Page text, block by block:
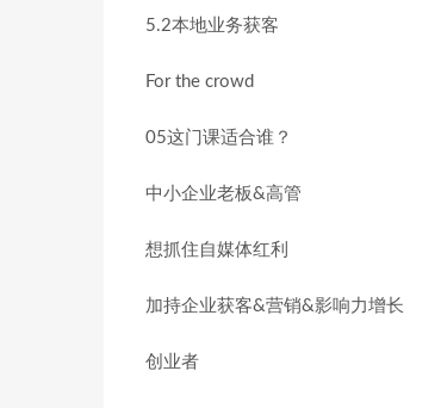
5.2本地业务获客
For the crowd
05这门课适合谁？
中小企业老板&高管
想抓住自媒体红利
加持企业获客&营销&影响力增长
创业者